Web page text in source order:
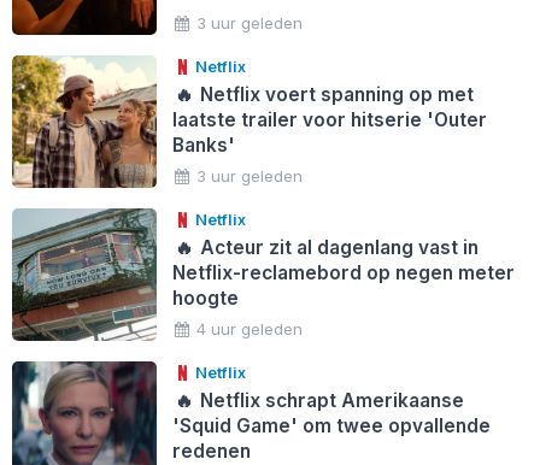
3 uur geleden
Netflix
🔥 Netflix voert spanning op met
laatste trailer voor hitserie 'Outer
Banks'
3 uur geleden
Netflix
🔥 Acteur zit al dagenlang vast in
Netflix-reclamebord op negen meter
hoogte
4 uur geleden
Netflix
🔥 Netflix schrapt Amerikaanse
'Squid Game' om twee opvallende
redenen